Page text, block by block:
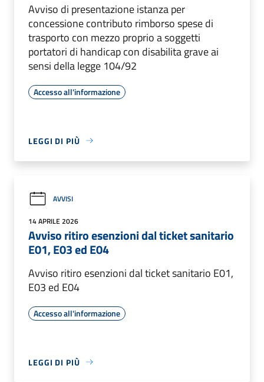
Avviso di presentazione istanza per
concessione contributo rimborso spese di
trasporto con mezzo proprio a soggetti
portatori di handicap con disabilita grave ai
sensi della legge 104/92
Accesso all'informazione
LEGGI DI PIÙ
AVVISI
14 APRILE 2026
Avviso ritiro esenzioni dal ticket sanitario
E01, E03 ed E04
Avviso ritiro esenzioni dal ticket sanitario E01,
E03 ed E04
Accesso all'informazione
LEGGI DI PIÙ